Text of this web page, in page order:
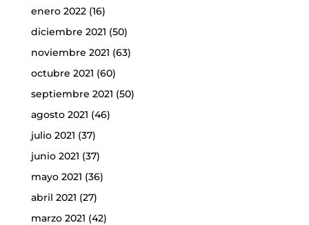
enero 2022(16)
diciembre 2021 (50)
noviembre 2021 (63)
octubre 2021 (60)
septiembre 2021 (50)
agosto 2021 (46)
julio 2021 (37)
junio 2021 (37)
mayo 2021 (36)
abril 2021 (27)
marzo 2021 (42)